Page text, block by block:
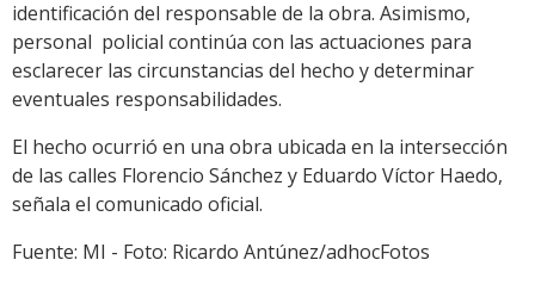
identificación del responsable de la obra. Asimismo,
personal policial continúa con las actuaciones para
esclarecer las circunstancias del hecho y determinar
eventuales responsabilidades.
El hecho ocurrió en una obra ubicada en la intersección
de las calles Florencio Sánchez y Eduardo Víctor Haedo,
señala el comunicado oficial.
Fuente: MI - Foto: Ricardo Antúnez/adhocFotos